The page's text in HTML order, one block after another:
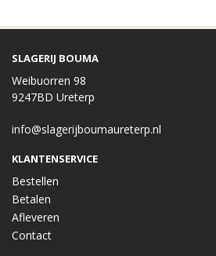
SLAGERIJ BOUMA
Weibuorren 98
9247BD Ureterp
info@slagerijboumaureterp.nl
KLANTENSERVICE
Bestellen
Betalen
Afleveren
Contact